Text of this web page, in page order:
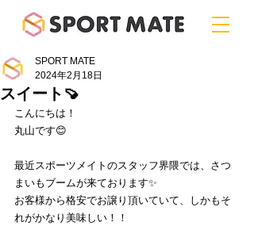
スイート🍠
SPORT MATE
2024年2月18日
こんにちは！
丸山です😊
最近スポーツメイトのスタッフ界隈では、さつ
まいもブームが来ております✨
お客様から格安でお譲り頂いていて、しかもそ
れがかなり美味しい！！